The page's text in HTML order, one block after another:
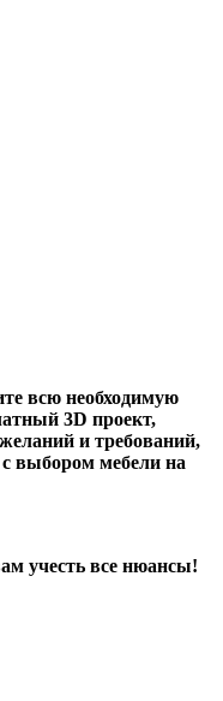
всю необходимую
3D проект,
и требований,
выбором мебели на
учесть все нюансы!